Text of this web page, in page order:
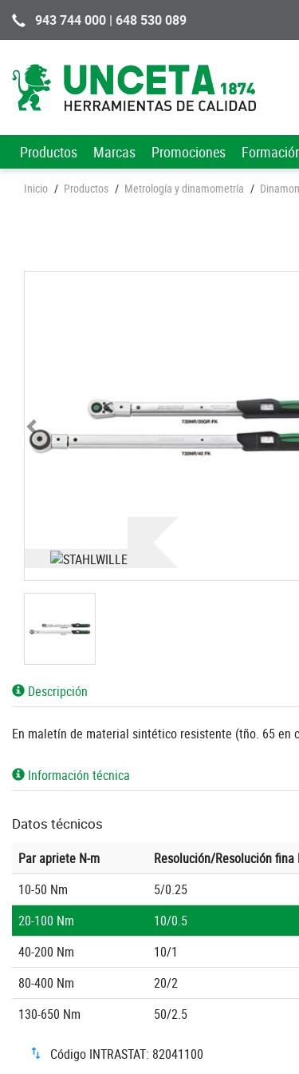
943 744 000 | 648 530 089
Productos Marcas Promociones
Inicio / Productos / Metrología y dinamometría /
Descripción
En maletín de material sintético resistente (tño. 65 en
Información técnica
Datos técnicos
Par apriete N-m Resolución/Resolución fina
10-50 Nm
5/0.25
20-100 Nm
10/0.5
40-200 Nm
10/1
80-400 Nm
20/2
130-650 Nm
50/2.5
Código INTRASTAT: 82041100